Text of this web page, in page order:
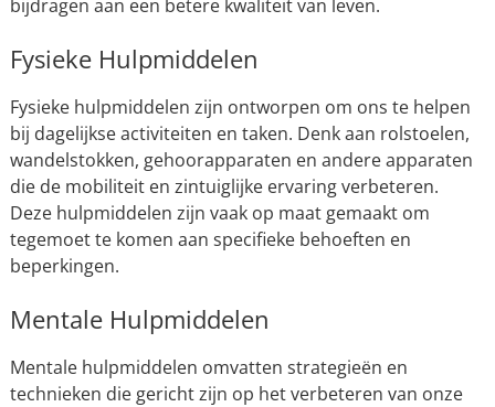
bijdragen aan een betere kwaliteit van leven.
Fysieke Hulpmiddelen
Fysieke hulpmiddelen zijn ontworpen om ons te helpen
bij dagelijkse activiteiten en taken. Denk aan rolstoelen,
wandelstokken, gehoorapparaten en andere apparaten
die de mobiliteit en zintuiglijke ervaring verbeteren.
Deze hulpmiddelen zijn vaak op maat gemaakt om
tegemoet te komen aan specifieke behoeften en
beperkingen.
Mentale Hulpmiddelen
Mentale hulpmiddelen omvatten strategieën en
technieken die gericht zijn op het verbeteren van onze